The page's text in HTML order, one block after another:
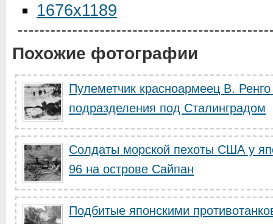
1676x1189
Похожие фотографии
Пулеметчик красноармеец В.
подразделения под Сталинградом
Солдаты морской пехоты США у
96 на острове Сайпан
Подбитые японскими